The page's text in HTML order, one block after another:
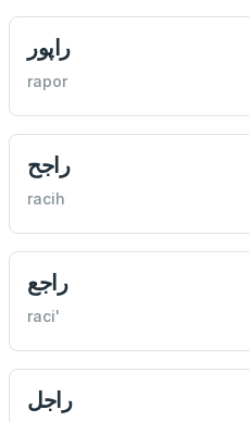
راپور
rapor
راجح
racih
راجع
raci'
راجل